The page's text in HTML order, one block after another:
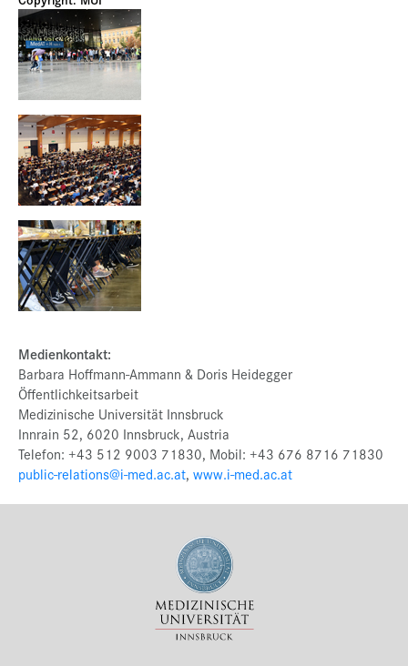
Medienkontakt:
Barbara Hoffmann-Ammann & Doris Heidegger
Öffentlichkeitsarbeit
Medizinische Universität Innsbruck
Innrain 52, 6020 Innsbruck, Austria
Telefon: +43 512 9003 71830, Mobil: +43 676 8716 71830
public-relations@i-med.ac.at, www.i-med.ac.at